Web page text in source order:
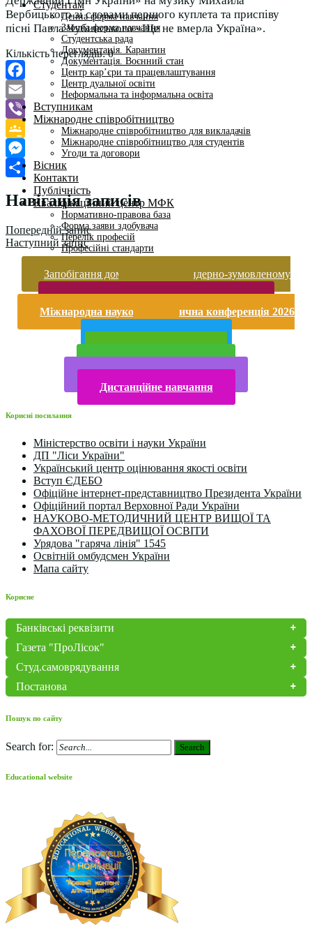
Студентам
Денна форма навчання
Заочна форма навчання
Студентська рада
Документація. Карантин
Документація. Воєнний стан
Центр кар’єри та працевлаштування
Центр дуальної освіти
Неформальна та інформальна освіта
Вступникам
Міжнародне співробітництво
Міжнародне співробітництво для викладачів
Міжнародне співробітництво для студентів
Угоди та договори
Вісник
Контакти
Публічність
Кваліфікаційний центр МФК
Нормативно-правова база
Форма заяви здобувача
Перелік професій
Професійні стандарти
Майстри сервісних центрів
Про формальну, неформальну та інформальну освіту
Вербицького зі словами першого куплета та приспіву
пісні Павла Чубинського «Ще не вмерла Україна».
Кількість переглядів: 0
Facebook
Email
Viber
Google
Classroom
Messenger
Поділитися
Навігація записів
Попередній запис
Наступний запис
Запобігання домашньому та гендерно-зумовленому
Міжнародна науково-практична конференція 2026
Дистанційне навчання
Корисні посилання
Міністерство освіти і науки України
ДП "Ліси України"
Український центр оцінювання якості освіти
Вступ ЄДЕБО
Офіційне інтернет-представництво Президента України
Офіційний портал Верховної Ради України
НАУКОВО-МЕТОДИЧНИЙ ЦЕНТР ВИЩОЇ ТА
ФАХОВОЇ ПЕРЕДВИЩОЇ ОСВІТИ
Урядова "гаряча лінія" 1545
Освітній омбудсмен України
Мапа сайту
Корисне
Банківські реквізити
Газета "ПроЛісок"
Студ.самоврядування
Постанова
Пошук по сайту
Search for: Search
Educational website